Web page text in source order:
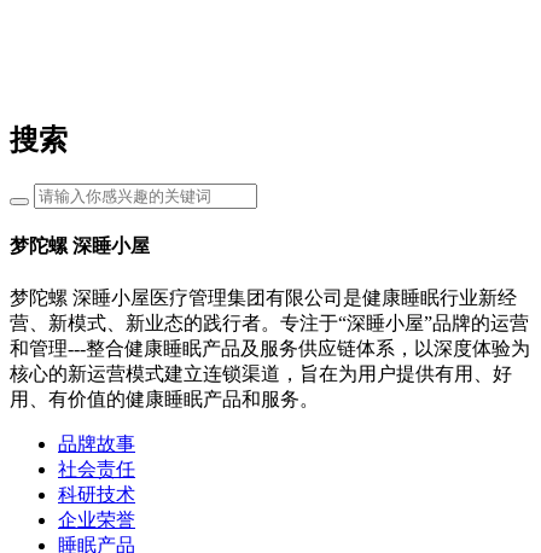
搜索
梦陀螺 深睡小屋
梦陀螺 深睡小屋医疗管理集团有限公司是健康睡眠行业新经
营、新模式、新业态的践行者。专注于“深睡小屋”品牌的运营
和管理---整合健康睡眠产品及服务供应链体系，以深度体验为
核心的新运营模式建立连锁渠道，旨在为用户提供有用、好
用、有价值的健康睡眠产品和服务。
品牌故事
社会责任
科研技术
企业荣誉
睡眠产品